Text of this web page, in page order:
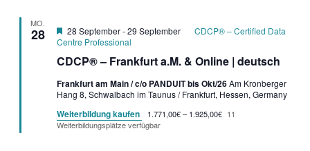
MO.
28
CDCP® – Frankfurt a.M. & Online | deutsch
Garantietermin
28 September-29 September
CDCP® – Certified Data
Centre Professional
Frankfurt am Main / c/o PANDUIT bis Okt/26Am Kronberger
Hang 8, Schwalbach im Taunus / Frankfurt, Hessen, Germany
Weiterbildung kaufen 1.771,00€ – 1.925,00€ 11
Weiterbildungsplätze verfügbar